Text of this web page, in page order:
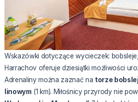
Wskazówki dotyczące wycieczek:
Harrachov oferuje dziesiątki możliwości
Adrenaliny można zaznać na torze
linowym (1 km). Miłośnicy przyrody nie